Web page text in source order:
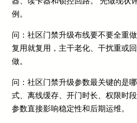
例。
问：社区门禁升级布线要不要全重
复用就复用，主干老化、干扰重或
做。
问：社区门禁升级参数最关键的是
式、离线缓存、开门时长、权限时
参数直接影响稳定性和后期运维。